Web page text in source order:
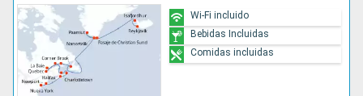
Wi-Fi incluido
Bebidas Incluidas
Comidas incluidas